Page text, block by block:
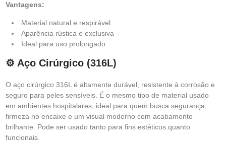
Vantagens:
Material natural e respirável
Aparência rústica e exclusiva
Ideal para uso prolongado
⚙️ Aço Cirúrgico (316L)
O aço cirúrgico 316L é altamente durável, resistente à corrosão e
seguro para peles sensíveis. É o mesmo tipo de material usado
em ambientes hospitalares, ideal para quem busca segurança,
firmeza no encaixe e um visual moderno com acabamento
brilhante. Pode ser usado tanto para fins estéticos quanto
funcionais.